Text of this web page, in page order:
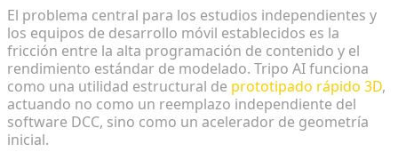
El problema central para los estudios independientes y
los equipos de desarrollo móvil establecidos es la
fricción entre la alta programación de contenido y el
rendimiento estándar de modelado. Tripo AI funciona
como una utilidad estructural de prototipado rápido 3D,
actuando no como un reemplazo independiente del
software DCC, sino como un acelerador de geometría
inicial.